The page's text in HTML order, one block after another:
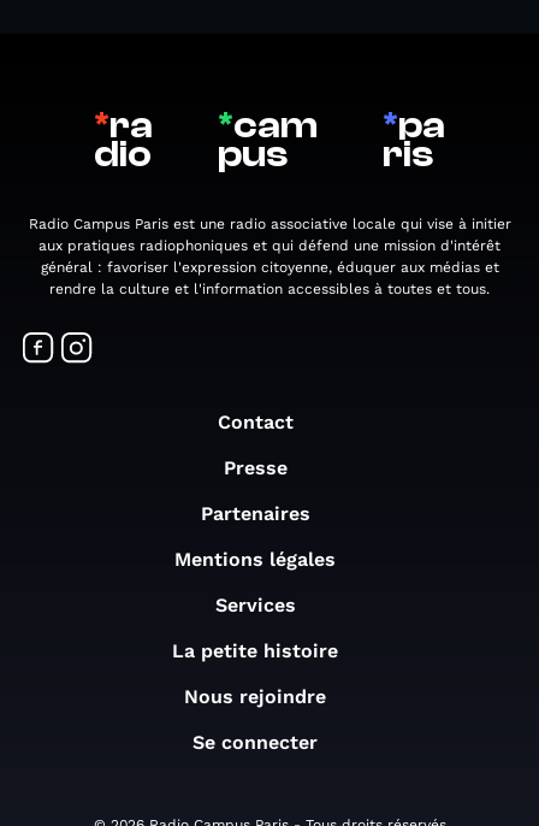
*ra
dio
*cam
pus
*pa
ris
Radio Campus Paris est une radio associative locale qui vise à initier
aux pratiques radiophoniques et qui défend une mission d'intérêt
général : favoriser l'expression citoyenne, éduquer aux médias et
rendre la culture et l'information accessibles à toutes et tous.
Contact
Presse
Partenaires
Mentions légales
Services
La petite histoire
Nous rejoindre
Se connecter